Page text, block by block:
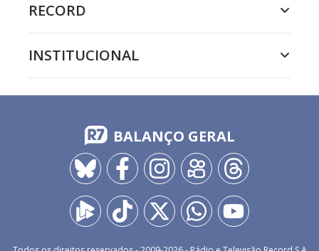
RECORD
INSTITUCIONAL
BALANÇO GERAL